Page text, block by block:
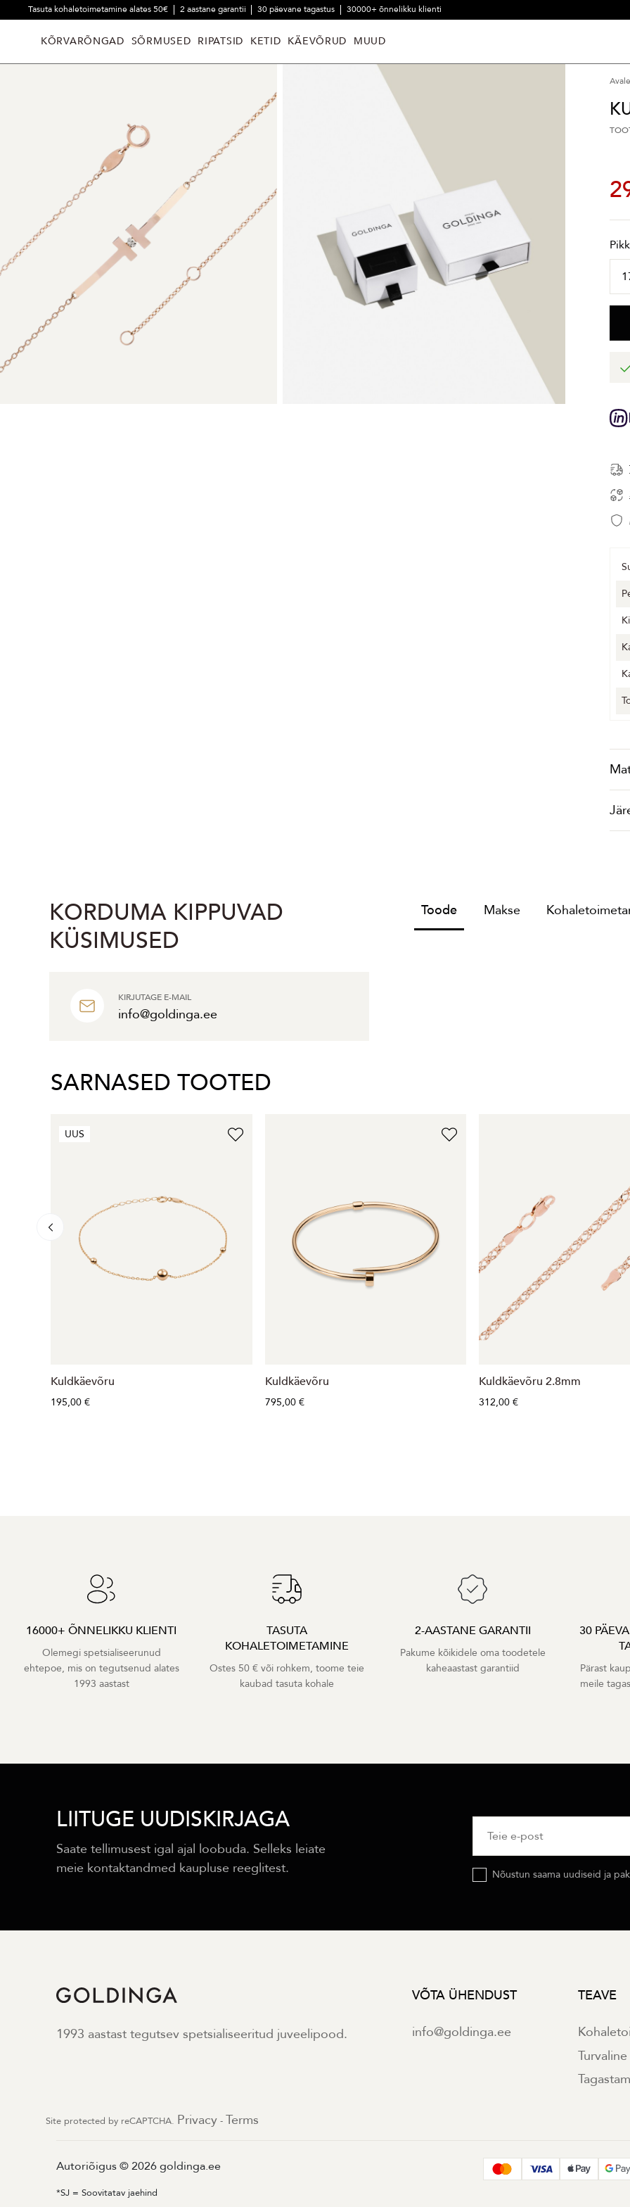
Tasuta kohaletoimetamine alates 50€ 2 aastane garantii 30 päevane tagastus 30000+ õnnelikku klienti
KÕRVARÕNGAD SÕRMUSED RIPATSID KETID KÄEVÕRUD MUUD
KORDUMA KIPPUVAD
KÜSIMUSED
KIRJUTAGE E-MAIL
info@goldinga.ee
Toode Makse
SARNASED TOOTED
UUS
Kuldkäevõru
195,00 €
Kuldkäevõru
795,00 €
Kuldkäevõru 2.8mm
312,00 €
16000+ ÕNNELIKKU KLIENTI
Olemegi spetsialiseerunud
ehtepoe, mis on tegutsenud alates
1993 aastast
TASUTA
KOHALETOIMETAMINE
Ostes 50 € või rohkem, toome teie
kaubad tasuta kohale
2-AASTANE GARANTII
Pakume kõikidele oma toodetele
kaheaastast garantiid
30
Pärast
meile
LIITUGE UUDISKIRJAGA
Saate tellimusest igal ajal loobuda. Selleks leiate
meie kontaktandmed kaupluse reeglitest.
Nõustun saama uudiseid ja
1993 aastast tegutsev spetsialiseeritud juveelipood.
VÕTA ÜHENDUST
info@goldinga.ee
TEAVE
Site protected by reCAPTCHA. Privacy - Terms
Autoriõigus © 2026 goldinga.ee
*SJ = Soovitatav jaehind